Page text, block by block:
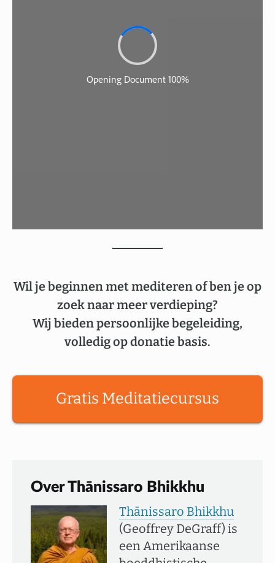
Wil je beginnen met mediteren of ben je op
zoek naar meer verdieping?
Wij bieden persoonlijke begeleiding,
volledig op donatie basis.
Gratis Meditatiecursus
Over Thānissaro Bhikkhu
Thānissaro Bhikkhu
(Geoffrey DeGraff) is
een Amerikaanse